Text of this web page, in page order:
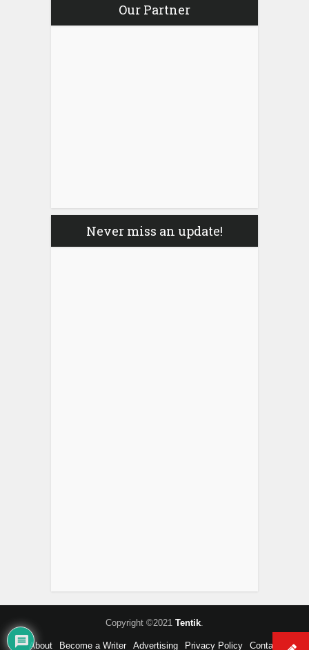
Our Partner
Never miss an update!
Copyright ©2021 Tentik
About Become a Writer Advertising Privacy Policy Contact